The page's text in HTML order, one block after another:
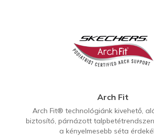
Arch Fit
Arch Fit® technológiánk kivehető,
biztosító, párnázott
a kényelmesebb séta